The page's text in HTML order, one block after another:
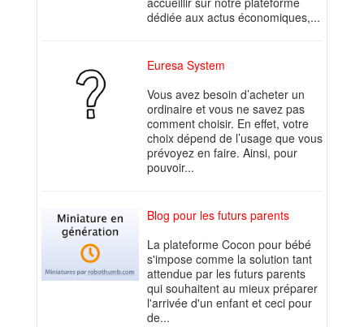
dédiée aux actus économiques,...
Euresa System
Vous avez besoin d’acheter un
ordinaire et vous ne savez pas
comment choisir. En effet, votre
choix dépend de l’usage que vous
prévoyez en faire. Ainsi, pour
pouvoir...
Blog pour les futurs parents
La plateforme Cocon pour bébé
s'impose comme la solution tant
attendue par les futurs parents
qui souhaitent au mieux préparer
l'arrivée d'un enfant et ceci pour
de...